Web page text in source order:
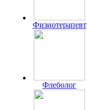
Физиотерапевт
Флеболог